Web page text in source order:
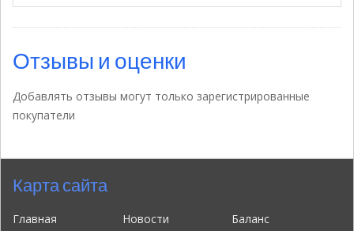
Отзывы и оценки
Добавлять отзывы могут только зарегистрированные
покупатели
Карта сайта
Главная Новости
Баланс